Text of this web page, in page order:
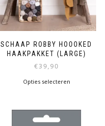
SCHAAP ROBBY HOOOKED
HAAKPAKKET (LARGE)
€39,90
Opties selecteren